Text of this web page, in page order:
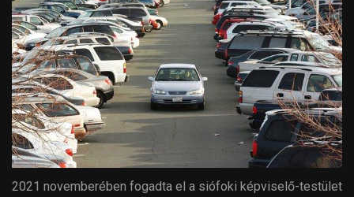
2021 novemberében fogadta el a siófoki képviselő-testület